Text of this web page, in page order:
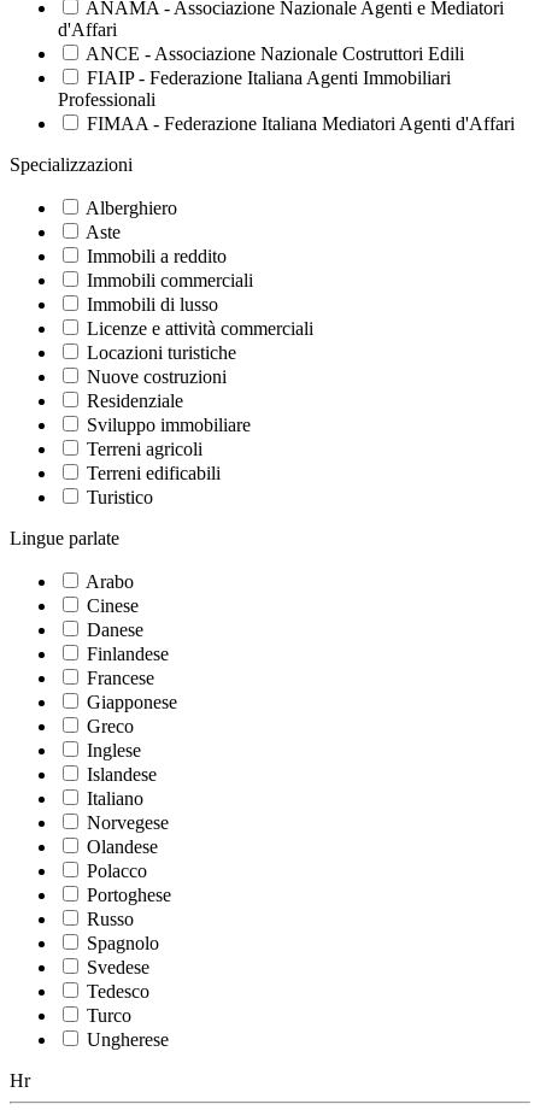
ANAMA - Associazione Nazionale Agenti e Mediatori
d'Affari
ANCE - Associazione Nazionale Costruttori Edili
FIAIP - Federazione Italiana Agenti Immobiliari
Professionali
FIMAA - Federazione Italiana Mediatori Agenti d'Affari
Specializzazioni
Alberghiero
Aste
Immobili a reddito
Immobili commerciali
Immobili di lusso
Licenze e attività commerciali
Locazioni turistiche
Nuove costruzioni
Residenziale
Sviluppo immobiliare
Terreni agricoli
Terreni edificabili
Turistico
Lingue parlate
Arabo
Cinese
Danese
Finlandese
Francese
Giapponese
Greco
Inglese
Islandese
Italiano
Norvegese
Olandese
Polacco
Portoghese
Russo
Spagnolo
Svedese
Tedesco
Turco
Ungherese
Hr